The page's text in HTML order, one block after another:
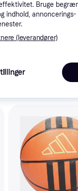
(ComputerSalg) Wilson WTB7300XB07, Brun, Indendørs & udendørs, Mønster, 1 stk
kategori.
Bruge
indhold,
(leverandører)